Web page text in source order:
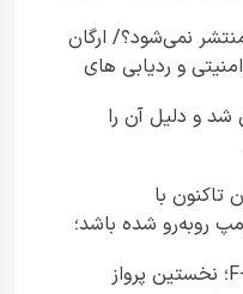
نمی‌شود؟/ ارگان
و ردیابی های
به ایران شد و دلیل آن را
تاکنون با
روبه‌رو شده باشد؛
جنگنده نسل ششم آمریکا F-۴۷؛ نخستین پرواز